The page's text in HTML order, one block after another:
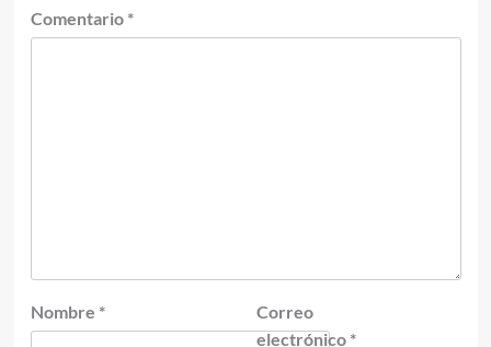
Comentario *
Nombre *
Correo
electrónico *